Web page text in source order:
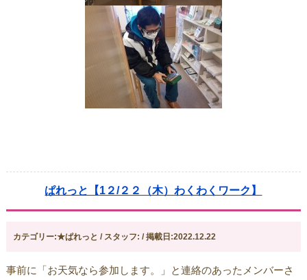
ぱれっと【1２/２２（木）わくわくワーク】
カテゴリー:★ぱれっと / スタッフ: / 掲載日:2022.12.22
事前に「お天気なら参加します。」と連絡のあったメンバーさ